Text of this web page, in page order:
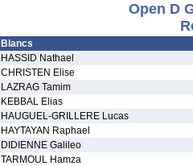
Open D
Blancs
HASSID Nathael
CHRISTEN Elise
LAZRAG Tamim
KEBBAL Elias
HAUGUEL-GRILLERE Lucas
HAYTAYAN Raphael
DIDIENNE Galileo
TARMOUL Hamza